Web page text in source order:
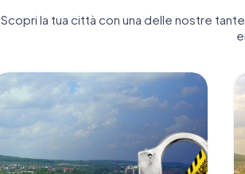
Scopri la tua città con una delle nostre